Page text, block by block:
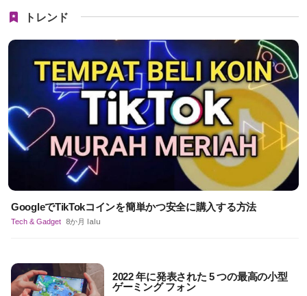
トレンド
GoogleでTikTokコインを簡単かつ安全に購入する方法
Tech & Gadget 8か月 lalu
2022 年に発表された 5 つの最高の小型
ゲーミング フォン